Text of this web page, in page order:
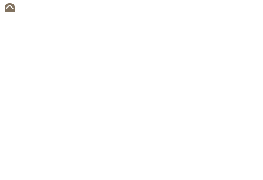
Scroll